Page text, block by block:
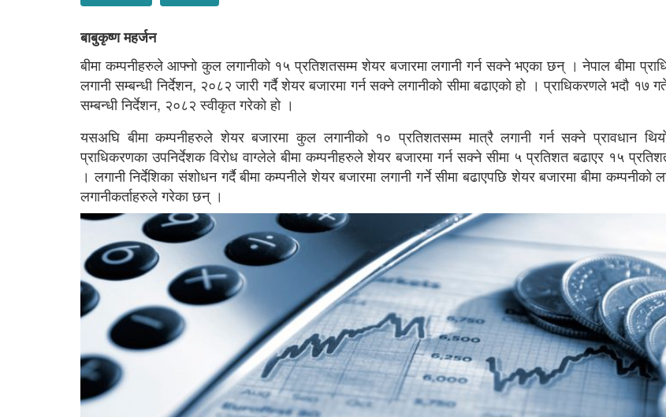
बाबुकृष्ण महर्जन
बीमा कम्पनीहरुले आफ्नो कुल लगानीको १५ प्रतिशतसम्म शेयर बजारमा लगानी गर्न सक्ने भएका छन् । नेपाल बीमा
लगानी सम्बन्धी निर्देशन, २०८२ जारी गर्दै शेयर बजारमा गर्न सक्ने लगानीको सीमा बढाएको हो । प्राधिकरणले भदौ १७
सम्बन्धी निर्देशन, २०८२ स्वीकृत गरेको हो ।
यसअघि बीमा कम्पनीहरुले शेयर बजारमा कुल लगानीको १० प्रतिशतसम्म मात्रै लगानी गर्न सक्ने प्रावधान
प्राधिकरणका उपनिर्देशक विरोध वाग्लेले बीमा कम्पनीहरुले शेयर बजारमा गर्न सक्ने सीमा ५ प्रतिशत बढाएर १५
। लगानी निर्देशिका संशोधन गर्दै बीमा कम्पनीले शेयर बजारमा लगानी गर्ने सीमा बढाएपछि शेयर बजारमा बीमा कम्पनीको
लगानीकर्ताहरुले गरेका छन् ।